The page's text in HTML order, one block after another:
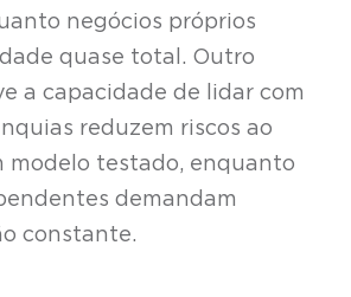
negócios próprios
quase total. Outro
a capacidade de lidar com
reduzem riscos ao
modelo testado, enquanto
demandam
constante.